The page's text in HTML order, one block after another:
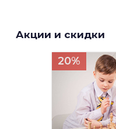
Акции и скидки
20%